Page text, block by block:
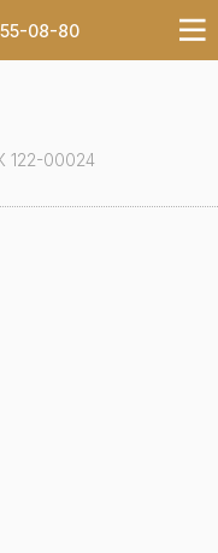
08-80
122-00024